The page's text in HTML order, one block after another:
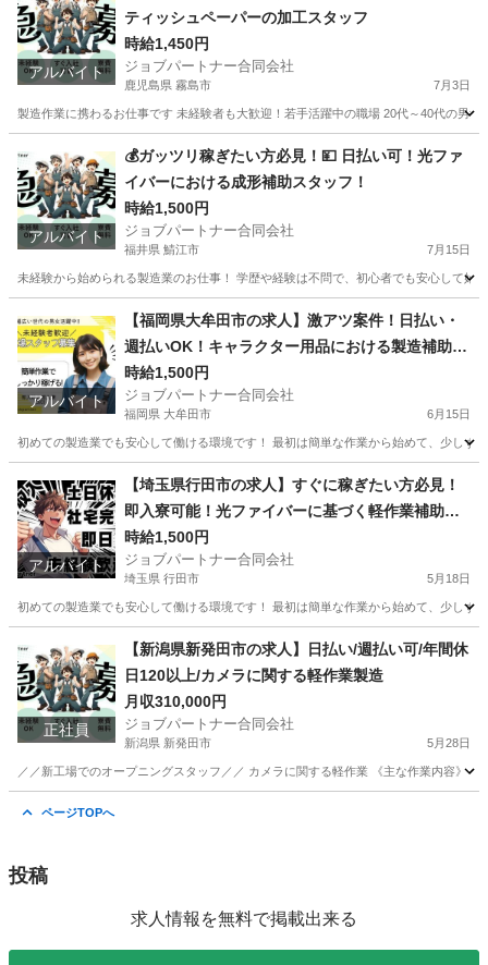
アルバイト
ティッシュペーパーの加工スタッフ
時給1,450円
ジョブパートナー合同会社
鹿児島県 霧島市 7月3日
製造作業に携わるお仕事です 未経験者も大歓迎！若手活躍中の職場 20代～40代の
工場 スタッフ
アルバイト
💰ガッツリ稼ぎたい方必見！💴 日払い可！光ファ
イバーにおける成形補助スタッフ！
時給1,500円
ジョブパートナー合同会社
福井県 鯖江市 7月15日
未経験から始められる製造業のお仕事！ 学歴や経験は不問で、初心者でも安心して
工場 スタッフ
アルバイト
【福岡県大牟田市の求人】激アツ案件！日払い・
週払いOK！キャラクター用品における製造補助ス
タッフ
時給1,500円
ジョブパートナー合同会社
福岡県 大牟田市 6月15日
初めての製造業でも安心して働ける環境です！ 最初は簡単な作業から始めて、少し
工場 スタッフ
アルバイト
【埼玉県行田市の求人】すぐに稼ぎたい方必見！
即入寮可能！光ファイバーに基づく軽作業補助ス
タッフ
時給1,500円
ジョブパートナー合同会社
埼玉県 行田市 5月18日
初めての製造業でも安心して働ける環境です！ 最初は簡単な作業から始めて、少し
工場 スタッフ
正社員
【新潟県新発田市の求人】日払い/週払い可/年間休
日120以上/カメラに関する軽作業製造
月収310,000円
ジョブパートナー合同会社
新潟県 新発田市 5月28日
／／新工場でのオープニングスタッフ／／ カメラに関する軽作業 《主な作業内容》
ページTOPへ
投稿
求人情報を無料で掲載出来る